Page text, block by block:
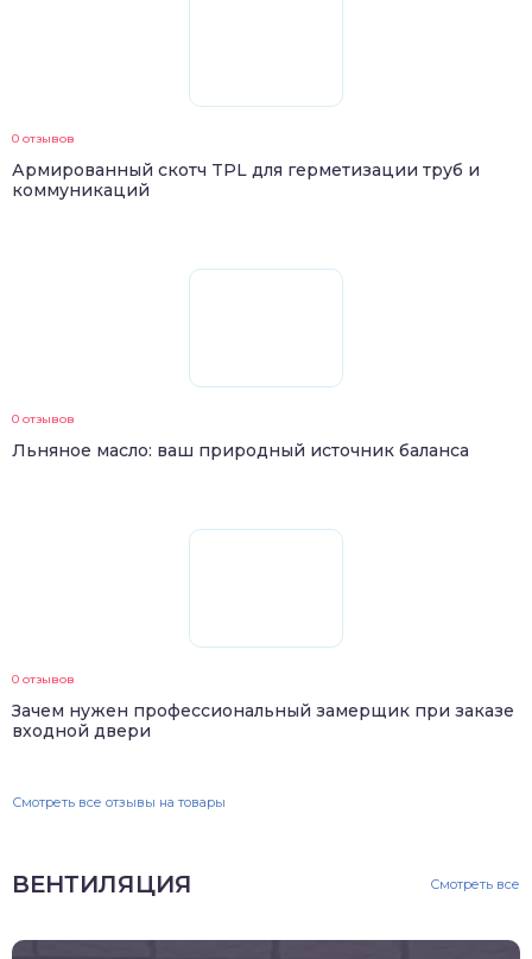
0 отзывов
Армированный скотч TPL для герметизации труб и
коммуникаций
0 отзывов
Льняное масло: ваш природный источник баланса
0 отзывов
Зачем нужен профессиональный замерщик при заказе
входной двери
Смотреть все отзывы на товары
ВЕНТИЛЯЦИЯ Смотреть все